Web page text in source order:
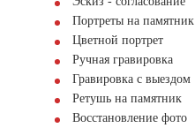
Портреты на памятник
Цветной портрет
Ручная гравировка
Гравировка с выездом
Ретушь на памятник
Восстановление фото